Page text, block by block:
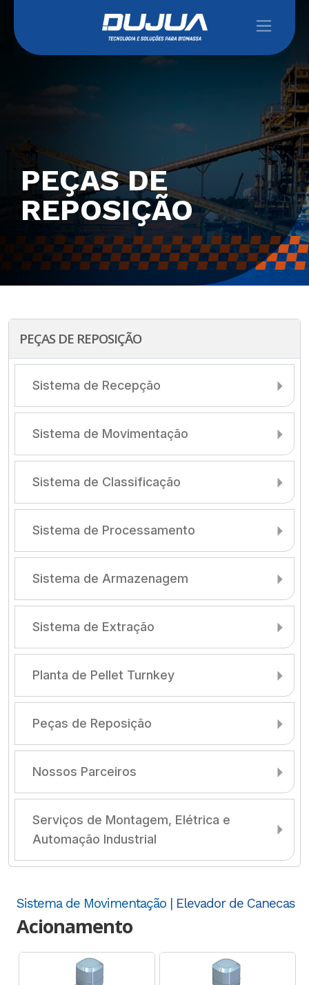
PEÇAS DE
REPOSIÇÃO
PEÇAS DE REPOSIÇÃO
Sistema de Recepção
Sistema de Movimentação
Sistema de Classificação
Sistema de Processamento
Sistema de Armazenagem
Sistema de Extração
Planta de Pellet Turnkey
Peças de Reposição
Nossos Parceiros
Serviços de Montagem, Elétrica e
Automação Industrial
Sistema de Movimentação | Elevador de Canecas
Acionamento